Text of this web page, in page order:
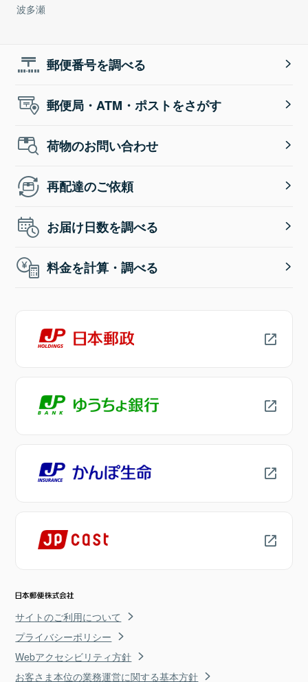
波多瀬
郵便番号を調べる
郵便局・ATM・ポストをさがす
荷物のお問い合わせ
再配達のご依頼
お届け日数を調べる
料金を計算・調べる
サイトのご利用について
プライバシーポリシー
Webアクセシビリティ方針
お客さま本位の業務運営に関する基本方針